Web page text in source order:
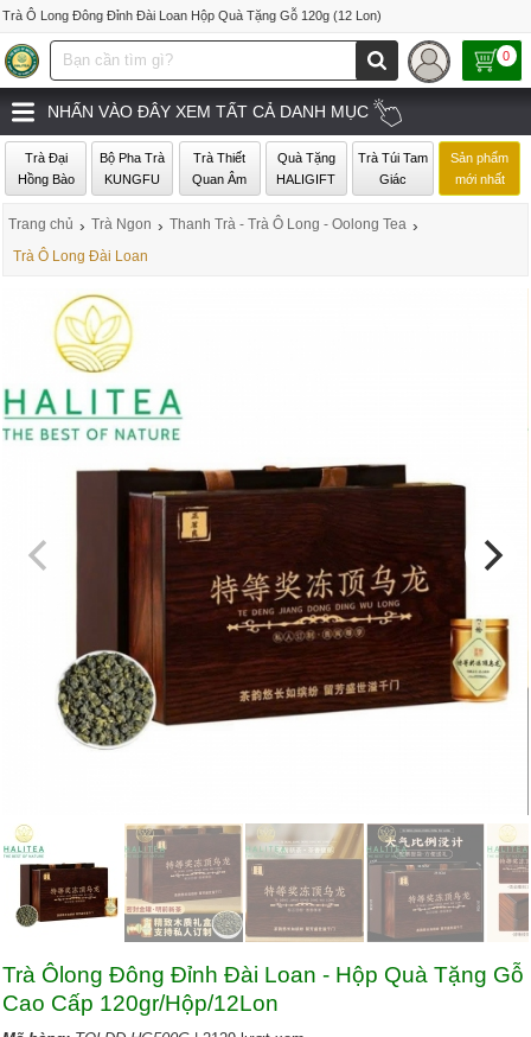
Trà Ô Long Đông Đỉnh Đài Loan Hộp Quà Tặng Gỗ 120g (12 Lon)
0
NHẤN VÀO ĐÂY XEM TẤT CẢ DANH MỤC
Trà Đại
Hồng Bào
Bộ Pha Trà
KUNGFU
Trà Thiết
Quan Âm
Quà Tặng
HALIGIFT
Trà Túi Tam
Giác
Sản phẩm
mới nhất
Trang chủ › Trà Ngon › Thanh Trà - Trà Ô Long - Oolong Tea ›
Trà Ô Long Đài Loan
Trà Ôlong Đông Đỉnh Đài Loan - Hộp Quà Tặng Gỗ
Cao Cấp 120gr/Hộp/12Lon